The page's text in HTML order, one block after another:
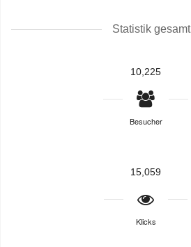
Statistik gesamt
10,225
Besucher
15,059
Klicks